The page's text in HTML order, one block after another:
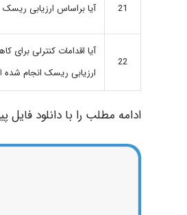
21 آیا براساس ارزیابی
22
آیا اقدامات کنترلی
ارزیابی ریسک انجام
ادامه مطلب را با دانلود